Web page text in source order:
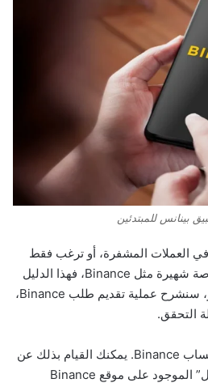
بينانس للمبتدئين
العملات المشفرة، أو ترغب فقط
في البدء في التداول في بورصة شهيرة مثل Binance، فهذا الدليل
مناسب لك! في هذا المنشور، سنشرح عملية تقديم طلب Binance،
التحقق.
للبدء، تحتاج أولاً إلى إنشاء حساب Binance. يمكنك القيام بذلك عن
طريق النقر فوق الزر “تسجيل” الموجود على موقع Binance